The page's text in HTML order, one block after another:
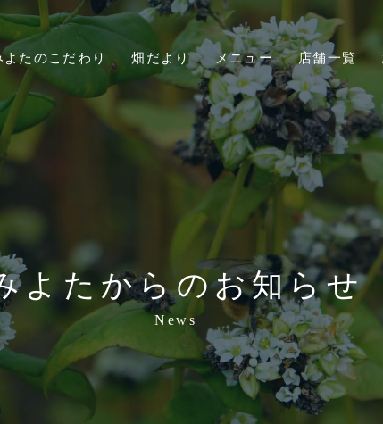
よたのこだわり 畑だより メニュー 店舗一覧
よたからのお知らせ
News